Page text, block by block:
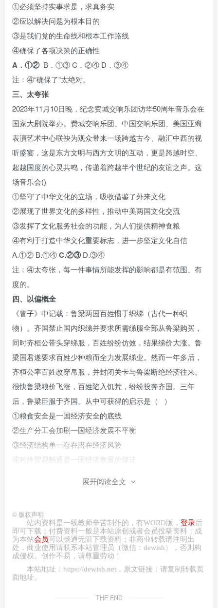
①必须坚持实事求是，求真务实
②应以解决问题为根本目的
③是我们党的生命线和根本工作路线
④确保了各项决策的正确性
A．①②B．①③ C．②④ D．③④
注：④“确保了”太绝对。
三、太夸张
2023年11月10日晚，纪念费城交响乐团访华50周年音乐会在
国家大剧院举办。费城交响乐团、中国交响乐团、美国亚裔
表演艺术中心联袂为观众带来一场跨越古今、融汇中西的视
听盛宴，这是东方文明与西方文明的互动，更是跨越时空、
超越国度的心灵共鸣，传递着跨越半个世纪的友谊之声。这
场音乐会()
①坚守了中华文化的立场，吸收借鉴了外来文化
②展现了世界文化的多样性，推动中美两国文化交流
③发挥了文化服务社会的功能，为人们提供精神食粮
④有利于打造中华文化重要标志，进一步坚定文化自信
A.①② B.①④C.②③D.③④
注：④太夸张，每一件事情所能发挥的影响都是有范围、有
度的。
四、以偏概全
《管子》中记载：鲁梁两国百姓惯于织绨（古代一种织
物）。齐国禁止国内织绨并要求所需绨服全部从鲁梁购买，
同时齐桓公带头穿绨服，百姓纷纷仿效，结果绨价大涨。鲁
梁国君遂要求百姓少种粮而全力发展绨业。然而一年多后，
齐桓公率百姓改穿帛服，并封闭关卡与鲁梁断绝经济往来。
很快鲁梁粮价飞涨，百姓陷入饥荒，纷纷投奔齐国。三年
后，鲁梁臣服于齐国。从中可获得的启示是（ ）
①粮食安全是一国经济安全的底线
②生产分工会加剧一国经济发展不平衡
③经济结构单一存在潜在经济风险
④对外贸易畅通是一国经济发展的保证
注：②辩证看待，有利有弊，不能以偏概全。
党中央决定深化机构改革，并为此深入开展研究论证。2023
年2月，党的二十届二中全会审议通过了《党和国家机构改革
方案》，党中央还举行民主协商会，就机构改革等事项向各
民主党派中央代表通报情况，听取意见；
机构改革部分的内容按照法定程序提交全国人大审议并获得
展开阅读全文
© 版权声明
站内资料是一线教师辛苦制作的，有WORD版， 登录后
即可下载；付费资料一般是本站原创或者会员投稿资料；成
为本站会员可以畅通无阻下载资料；非商业转载请注明出
处，商业使用请联系本站管理员（微信： dewish ），否则构
成侵权。创作不易，请尊重劳动！
本站地址： https://dewish.net ，原文链接：请复制转载页
面地址。
THE END